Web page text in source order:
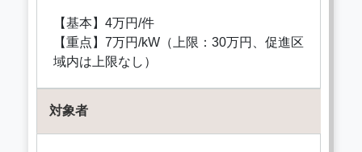
【基本】4万円/件
【重点】7万円/kW（上限：30万円、促進区
域内は上限なし）
対象者